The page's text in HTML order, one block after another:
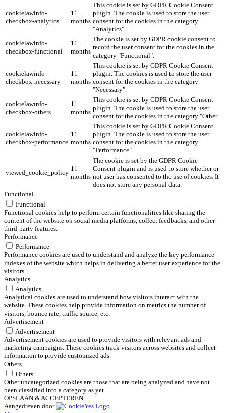
cookielawinfo-
checkbox-analytics
11
months
This cookie is set by GDPR Cookie Consent
plugin. The cookie is used to store the user
consent for the cookies in the category
"Analytics".
cookielawinfo-
checkbox-functional
11
months
The cookie is set by GDPR cookie consent to
record the user consent for the cookies in the
category "Functional".
cookielawinfo-
checkbox-necessary
11
months
This cookie is set by GDPR Cookie Consent
plugin. The cookies is used to store the user
consent for the cookies in the category
"Necessary".
cookielawinfo-
checkbox-others
11
months
This cookie is set by GDPR Cookie Consent
plugin. The cookie is used to store the user
consent for the cookies in the category "Other.
cookielawinfo-
checkbox-performance
11
months
This cookie is set by GDPR Cookie Consent
plugin. The cookie is used to store the user
consent for the cookies in the category
"Performance".
viewed_cookie_policy
11
months
The cookie is set by the GDPR Cookie
Consent plugin and is used to store whether or
not user has consented to the use of cookies. It
does not store any personal data.
Functional
Functional
Functional cookies help to perform certain functionalities like sharing the
content of the website on social media platforms, collect feedbacks, and other
third-party features.
Performance
Performance
Performance cookies are used to understand and analyze the key performance
indexes of the website which helps in delivering a better user experience for the
visitors.
Analytics
Analytics
Analytical cookies are used to understand how visitors interact with the
website. These cookies help provide information on metrics the number of
visitors, bounce rate, traffic source, etc.
Advertisement
Advertisement
Advertisement cookies are used to provide visitors with relevant ads and
marketing campaigns. These cookies track visitors across websites and collect
information to provide customized ads.
Others
Others
Other uncategorized cookies are those that are being analyzed and have not
been classified into a category as yet.
OPSLAAN & ACCEPTEREN
Aangedreven door